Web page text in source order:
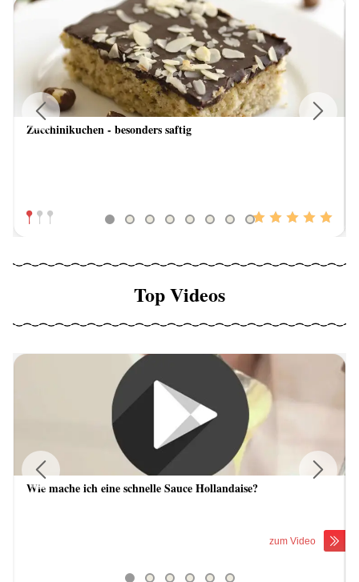
Zucchinikuchen - besonders saftig
Previous
Top Videos
Wie mache ich eine schnelle Sauce Hollandaise?
zum Video
Previous